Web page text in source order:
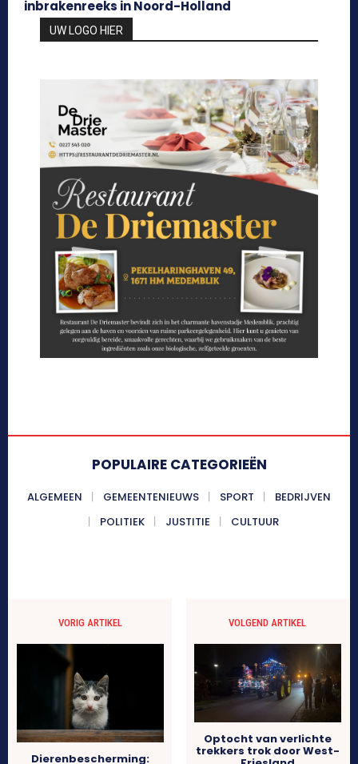
inbrakenreeks in Noord-Holland
UW LOGO HIER
POPULAIRE CATEGORIEËN
ALGEMEEN GEMEENTENIEUWS SPORT
BEDRIJVEN
POLITIEK
JUSTITIE CULTUUR
VORIG ARTIKEL
Dierenbescherming:
VOLGEND ARTIKEL
Optocht van verlichte
trekkers trok door West-